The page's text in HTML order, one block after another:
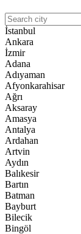
İstanbul
Ankara
İzmir
Adana
Adıyaman
Afyonkarahisar
Ağrı
Aksaray
Amasya
Antalya
Ardahan
Artvin
Aydın
Balıkesir
Bartın
Batman
Bayburt
Bilecik
Bingöl